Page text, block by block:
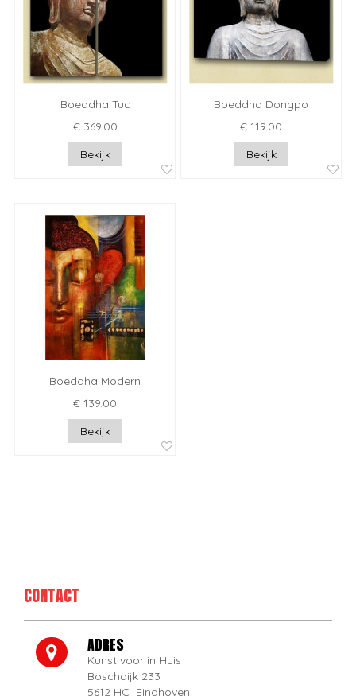
Boeddha Tuc
€ 369.00
Bekijk
Boeddha Dongpo
€ 119.00
Bekijk
Boeddha Modern
€ 139.00
Bekijk
CONTACT
ADRES
Kunst voor in Huis
Boschdijk 233
5612 HC Eindhoven